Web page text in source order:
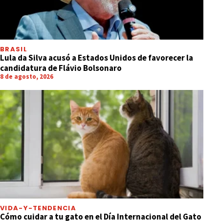
BRASIL
Lula da Silva acusó a Estados Unidos de favorecer la
candidatura de Flávio Bolsonaro
8 de agosto, 2026
VIDA-Y-TENDENCIA
Cómo cuidar a tu gato en el Día Internacional del Gato